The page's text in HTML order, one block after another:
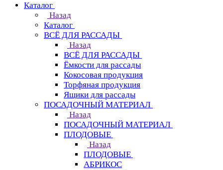
Каталог
Назад
Каталог
ВСЁ ДЛЯ РАССАДЫ
Назад
ВСЁ ДЛЯ РАССАДЫ
Ёмкости для рассады
Кокосовая продукция
Торфяная продукция
Ящики для рассады
ПОСАДОЧНЫЙ МАТЕРИАЛ
Назад
ПОСАДОЧНЫЙ МАТЕРИАЛ
ПЛОДОВЫЕ
Назад
ПЛОДОВЫЕ
АБРИКОС